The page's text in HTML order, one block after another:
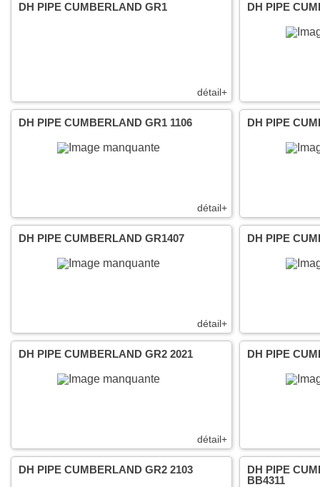
détail+
DH PIPE CUMBERLAND GR1 DH PIPE
détail+
DH PIPE CUMBERLAND GR1 1106 DH PIPE
détail+
DH PIPE CUMBERLAND GR1407 DH PIPE
détail+
DH PIPE CUMBERLAND GR2 2021 DH PIPE
DH PIPE CUMBERLAND GR2 2103
DH PIPE
BB4311